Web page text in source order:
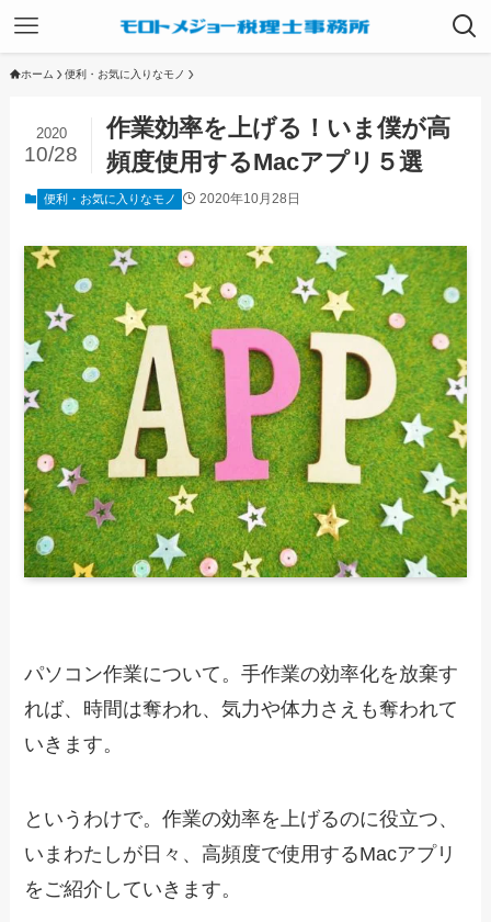
ホーム 便利・お気に入りなモノ
作業効率を上げる！いま僕が高
頻度使用するMacアプリ５選
2020
10/28
便利・お気に入りなモノ 2020年10月28日
パソコン作業について。手作業の効率化を放棄す
れば、時間は奪われ、気力や体力さえも奪われて
いきます。
というわけで。作業の効率を上げるのに役立つ、
いまわたしが日々、高頻度で使用するMacアプリ
をご紹介していきます。